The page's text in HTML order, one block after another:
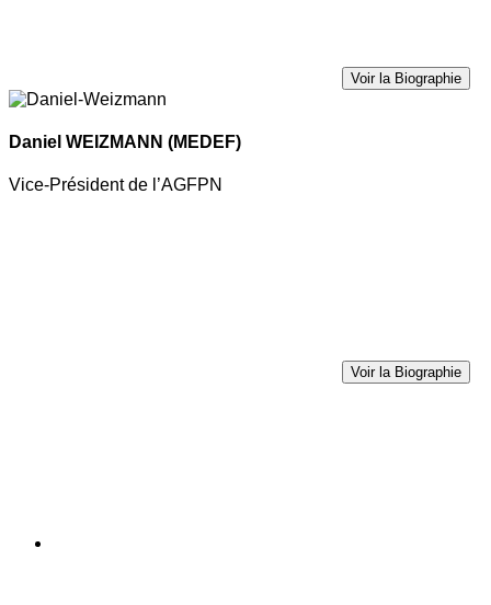
Voir la Biographie
Daniel WEIZMANN (MEDEF)
Vice-Président de l’AGFPN
Voir la Biographie